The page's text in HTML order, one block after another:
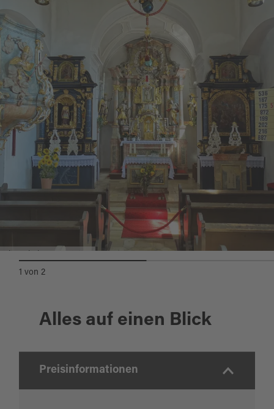
1 von2
Alles auf einen Blick
Preisinformationen